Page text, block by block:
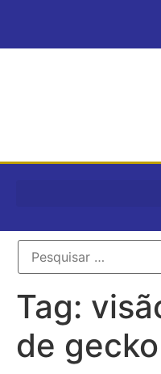
Tag:
de gecko